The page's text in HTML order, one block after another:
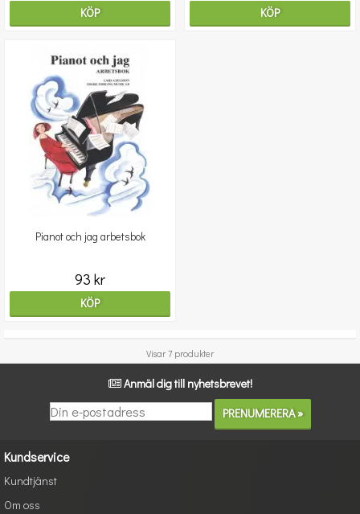
KÖP KÖP
Pianot och jag arbetsbok
93 kr
KÖP
Visar 7 produkter
Anmäl dig till nyhetsbrevet!
Kundservice
Kundtjänst
Om oss